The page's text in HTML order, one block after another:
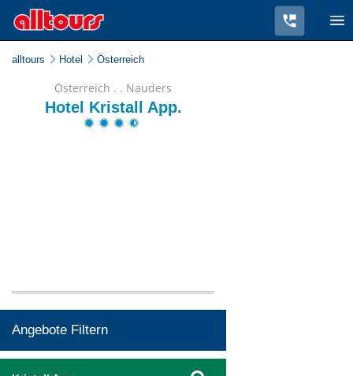
alltours Hotel Österreich
Österreich . . Nauders
Hotel Kristall App.
Angebote Filtern